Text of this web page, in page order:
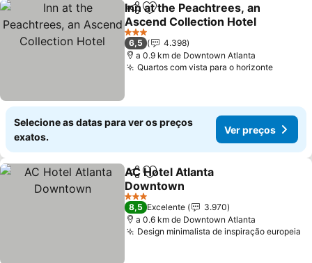
PartilharAdicionar aos favoritos
Inn at the Peachtrees, an
Ascend Collection Hotel
Ver preços
3 Estrelas
6,5
4.398
a 0.9 km de Downtown Atlanta
Quartos com vista para o horizonteVer
Selecione as datas para ver os preços
exatos.
Ver preços
PartilharAdicionar aos favoritos
AC Hotel Atlanta
Downtown
Ver preços
3 Estrelas
8,5 Excelente
3.970
a 0.6 km de Downtown Atlanta
Design minimalista de inspiração europeia